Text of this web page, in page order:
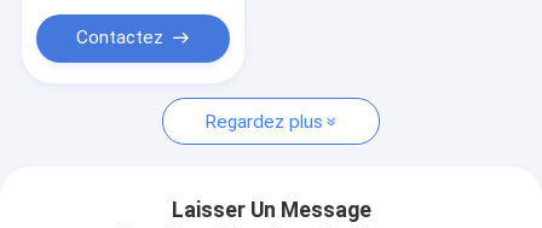
Produits à base de nid d'abeille
Contactez
Regardez plus
Laisser Un Message